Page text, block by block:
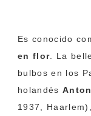
Es conocido
en flor . La
bulbos en los
holandés
1937,